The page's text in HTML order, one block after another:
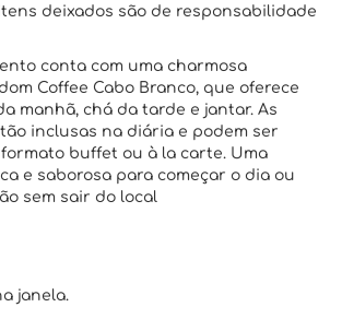
deixados são de responsabilidade
conta com uma charmosa
Coffee Cabo Branco, que oferece
manhã, chá da tarde e jantar. As
inclusas na diária e podem ser
buffet ou à la carte. Uma
e saborosa para começar o dia ou
sem sair do local
janela.